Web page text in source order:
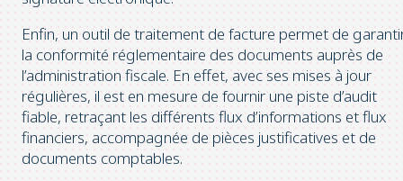
Enfin, un outil de traitement de facture permet de
la conformité réglementaire des documents auprès de
l’administration fiscale. En effet, avec ses mises à jour
régulières, il est en mesure de fournir une piste d’audit
fiable, retraçant les différents flux d’informations et flux
financiers, accompagnée de pièces justificatives et de
documents comptables.